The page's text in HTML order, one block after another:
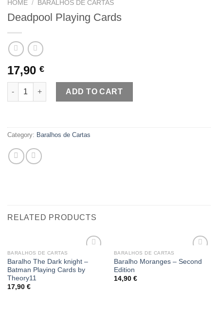
HOME / BARALHOS DE CARTAS
Deadpool Playing Cards
17,90 €
Deadpool Playing Cards quantity
ADD TO CART
Category: Baralhos de Cartas
RELATED PRODUCTS
to
wishlist
BARALHOS DE CARTAS
Baralho The Dark knight –
Batman Playing Cards by
Theory11
17,90 €
to
BARALHOS DE CARTAS
Baralho Moranges – Second
Edition
14,90 €